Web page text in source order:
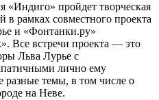
«Индиго» пройдет творческая
в рамках совместного проекта
и «Фонтанки.ру»
Все встречи проекта — это
Льва Лурье с
лично ему
разные темы, в том числе о
на Неве.